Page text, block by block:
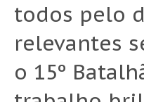
todos pelo
relevantes
o 15º